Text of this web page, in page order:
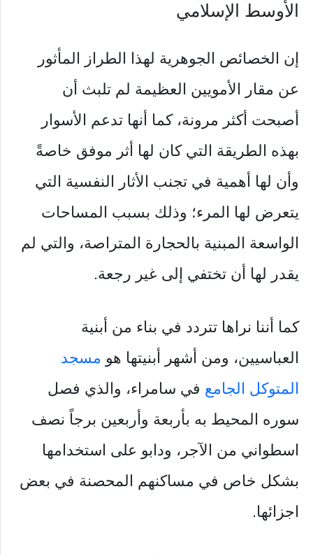
الأوسط الإسلامي
إن الخصائص الجوهرية لهذا الطراز المأثور
عن مقار الأمويين العظيمة لم تلبث أن
أصبحت أكثر مرونة، كما أنها تدعم الأسوار
بهذه الطريقة التي كان لها أثر موفق خاصةً
وأن لها أهمية في تجنب الأثار النفسية التي
يتعرض لها المرء؛ وذلك بسبب المساحات
الواسعة المبنية بالحجارة المتراصة، والتي لم
يقدر لها أن تختفي إلى غير رجعة.
كما أننا نراها تتردد في بناء من أبنية
العباسيين، ومن أشهر أبنيتها هو مسجد
المتوكل الجامع في سامراء، والذي فصل
سوره المحيط به بأربعة وأربعين برجاً نصف
اسطواني من الآجر، ودابو على استخدامها
بشكل خاص في مساكنهم المحصنة في بعض
اجزائها.